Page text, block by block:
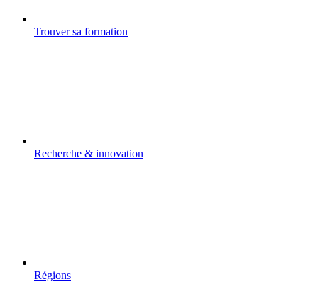
Trouver sa formation
Recherche & innovation
Régions